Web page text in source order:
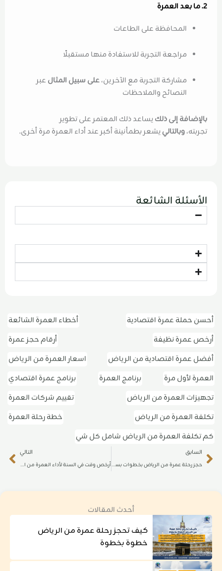
أحدث المقالات
كيف تحجز رحلة عمرة من الرياض
خطوة بخطوة
2. ما بعد العمرة
المحافظة على الطاعات
مراجعة التجربة للاستفادة منها مستقبلًا
مشاركة التجربة مع الآخرين،على سبيل المثال عبر
النصائح والملاحظات
بالإضافة إلى ذلكيساعد ذلك المعتمر على تطوير
تجربته،وبالتالييشعر بطمأنينة أكبر عند أداء العمرة مرة أخرى.
الأسئلة الشائعة
أحسن حملة عمرة اقتصادية
أخطاء العمرة الشائعة
أرخص عمرة نظيفة
أرقام حجز عمرة
أفضل عمرة اقتصادية من الرياض
اسعار العمرة من الرياض
العمرة لأول مرة
برنامج العمرة
برنامج عمرة اقتصادي
تجهيزات العمرة من الرياض
تقييم شركات العمرة
تكلفة العمرة من الرياض
خطة رحلة العمرة
كم تكلفة العمرة من الرياض شامل كل شي
Prev
السابق
حجز رحلة عمرة من الرياض بخطوات بسيطة عبر الإنترنت
التالي
أرخص وقت في السنة لأداء العمرة من الرياض